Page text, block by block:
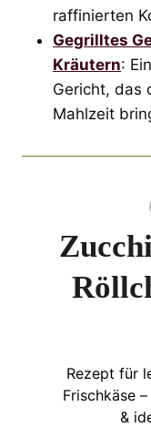
raffinierten
Gegrilltes
Kräutern:
Gericht, das
Mahlzeit
Rezept für
Frischkäse
&